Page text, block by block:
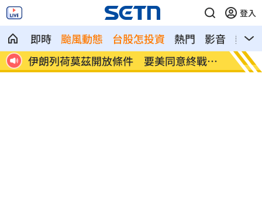
登入
即時 颱風動態 台股怎投資 熱門 影音
熱搜
撤
低軌衛星王者 昇達科新目標價 泰校